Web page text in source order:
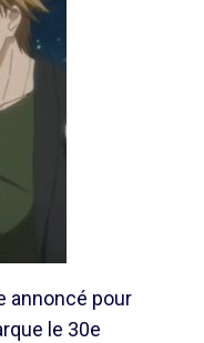
annoncé pour
le 30e